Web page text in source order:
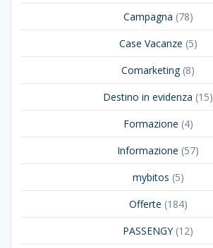
Campagna (78)
Case Vacanze (5)
Comarketing(8)
Destino in evidenza (15)
Formazione (4)
Informazione (57)
mybitos (5)
Offerte (184)
PASSENGY(12)